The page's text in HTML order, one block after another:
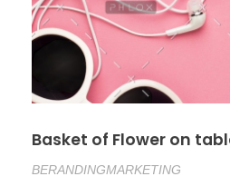
Basket of Flower on
BERANDINGMARKETING